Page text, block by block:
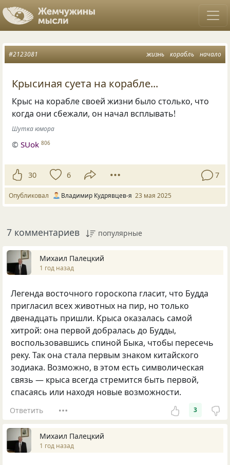
жизнь корабль начало
#2123081
Крысиная суета на корабле...
Крыс на корабле своей жизни было столько, что
когда они сбежали, он начал всплывать!
Шутка юмора
©SUok 806
30 6 7
Опубликовал Владимир Кудрявцев-я 23 мая 2025
7 комментариев популярные
Михаил Палецкий
1 год назад
Легенда восточного гороскопа гласит, что Будда
пригласил всех животных на пир, но только
двенадцать пришли. Крыса оказалась самой
хитрой: она первой добралась до Будды,
воспользовавшись спиной Быка, чтобы пересечь
реку. Так она стала первым знаком китайского
зодиака. Возможно, в этом есть символическая
связь — крыса всегда стремится быть первой,
спасаясь или находя новые возможности.
Ответить 3
Михаил Палецкий
1 год назад